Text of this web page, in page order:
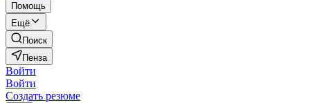
Помощь
Ещё
Поиск
Пенза
Войти
Войти
Создать резюме